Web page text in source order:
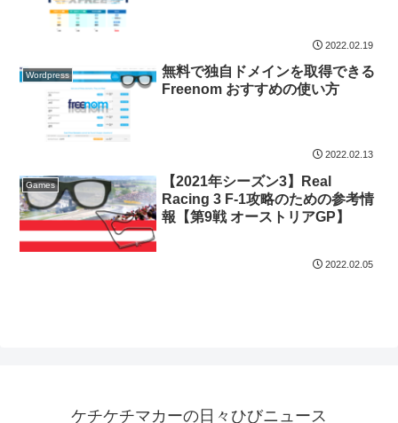
2022.02.19
Wordpress
無料で独自ドメインを取得できる
Freenom おすすめの使い方
2022.02.13
Games
【2021年シーズン3】Real
Racing 3 F-1攻略のための参考情
報【第9戦 オーストリアGP】
2022.02.05
ケチケチマカーの日々ひびニュース